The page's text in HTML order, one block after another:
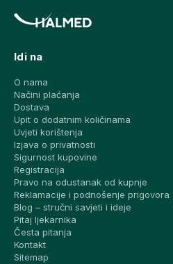
Idi na
O nama
Načini plaćanja
Dostava
Upit o dodatnim količinama
Uvjeti korištenja
Izjava o privatnosti
Sigurnost kupovine
Registracija
Pravo na odustanak od kupnje
Reklamacije i podnošenje prigovora
Blog – stručni savjeti i ideje
Pitaj ljekarnika
Česta pitanja
Kontakt
Sitemap